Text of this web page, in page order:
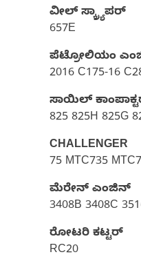
ವೀಲ್ ಸ್ಕ್ರ್ಯಾಪರ್
657E
ಪೆಟ್ರೋಲಿಯಂ
2016 C175-16
ಸಾಯಿಲ್
825 825H 825G
CHALLENGER
75 MTC735
ಮೆರೇನ್ ಎಂಜಿನ್
3408B 3408C
ರೋಟರಿ ಕಟ್ಟರ್
RC20